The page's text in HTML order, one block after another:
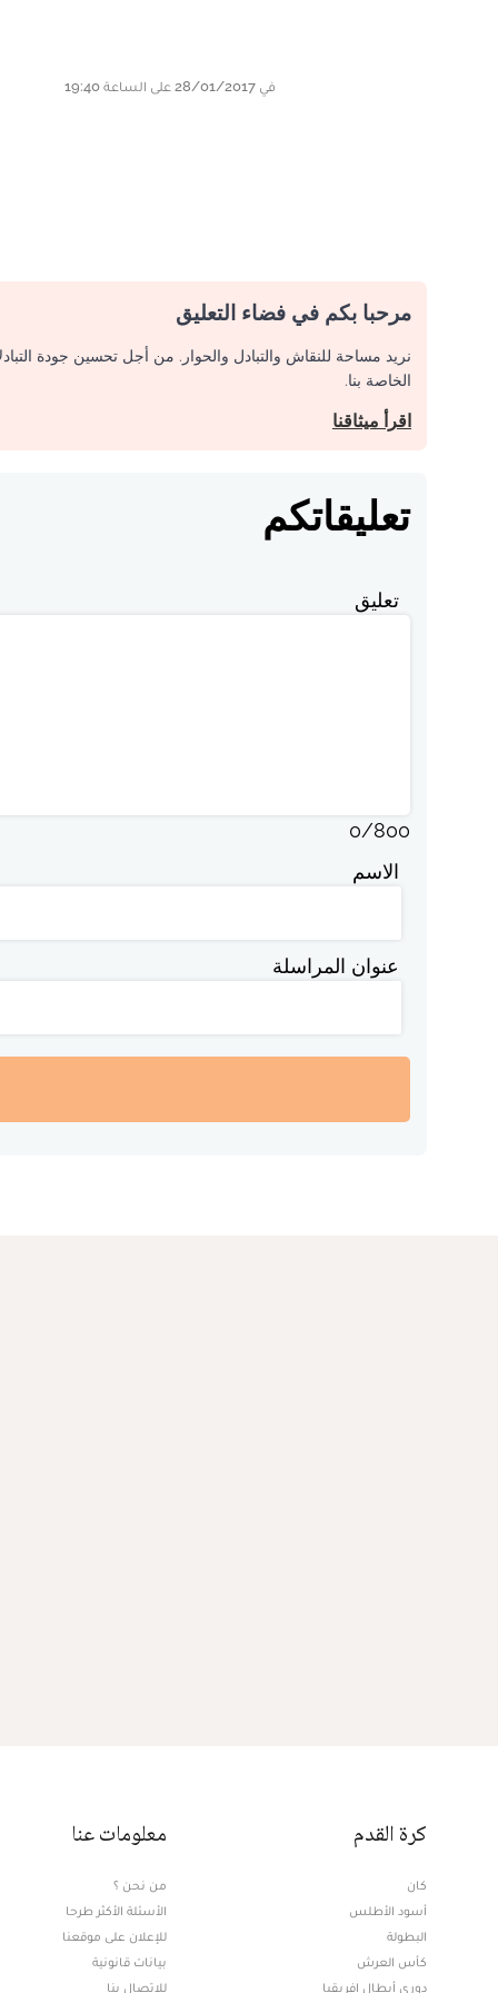
في 28/01/2017 على الساعة 19:40
مرحبا بكم في فضاء التعليق
نريد مساحة للنقاش والتبادل والحوار. من أجل تحسين جودة
الخاصة بنا.
اقرأ ميثاقنا
تعليقاتكم
تعليق
0/800
الاسم
عنوان المراسلة
كرة القدم
كان
أسود الأطلس
البطولة
كأس العرش
دوري أبطال افريقيا
معلومات عنا
من نحن ؟
الأسئلة الأكثر طرحا
للإعلان على موقعنا
بيانات قانونية
للإتصال بنا